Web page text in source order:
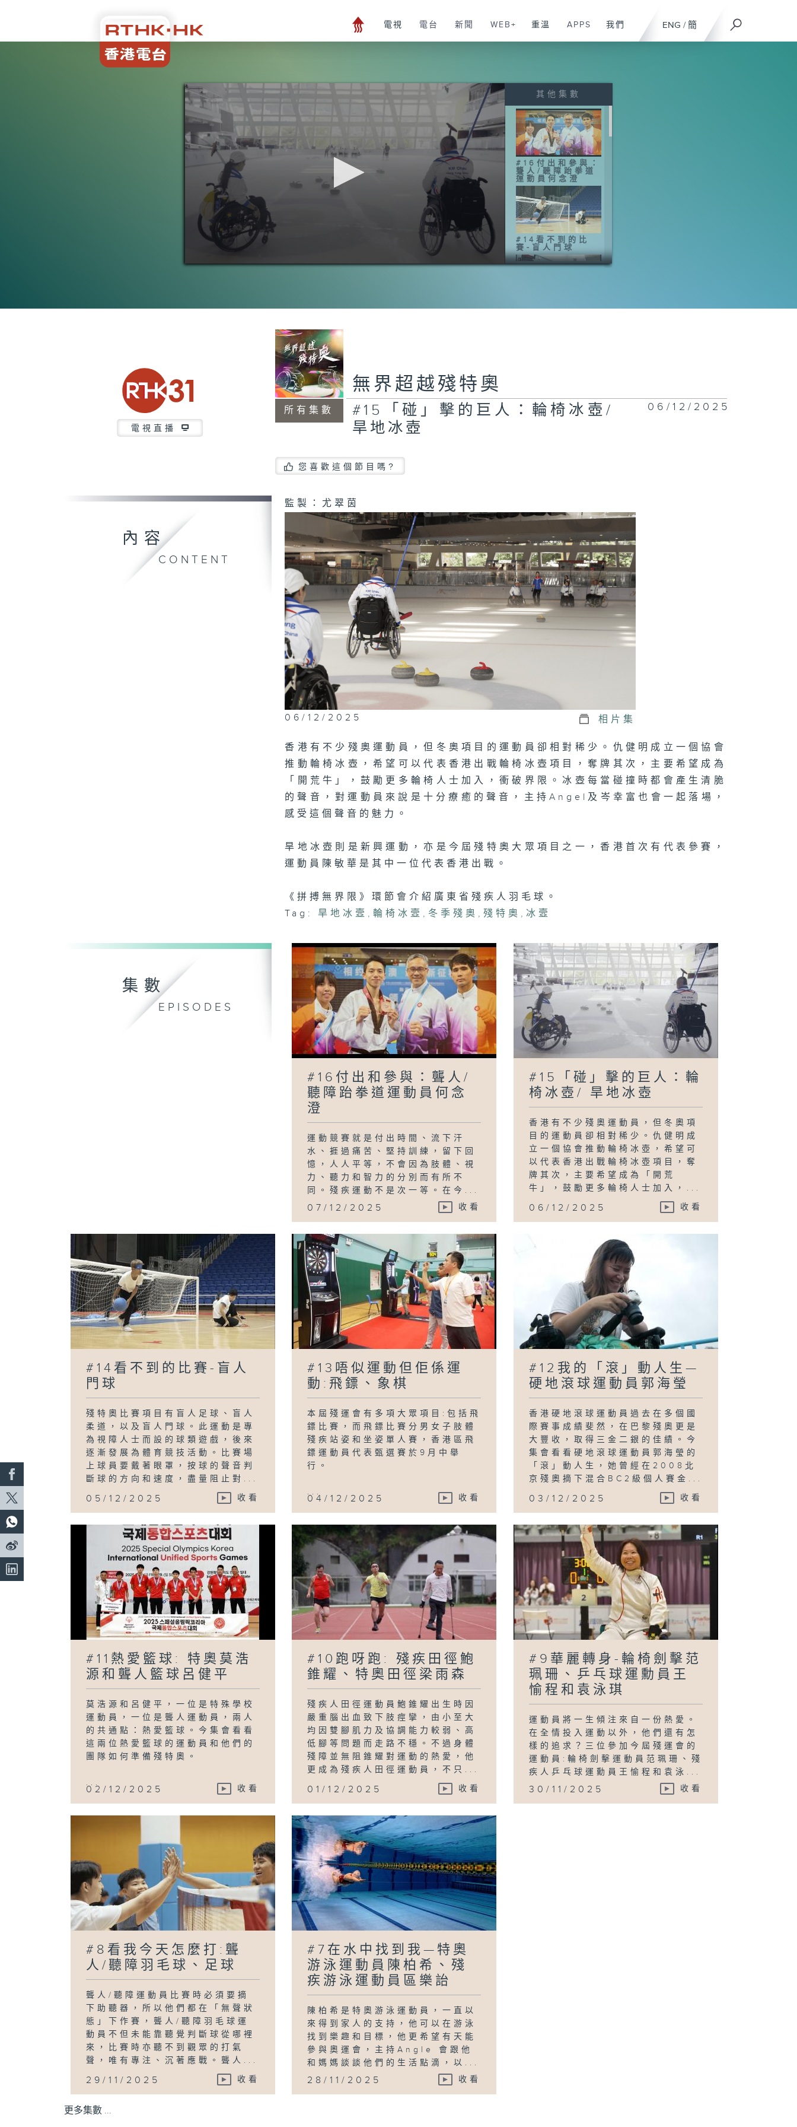
ENG / 簡
電視 電台 新聞 WEB+ 重溫 APPS 我們
0
其他集數
#16付出和參與：
聾人/聽障跆拳道
運動員何念澄
#14看不到的比
賽-盲人門球
#13唔似運動但佢
動員郭海瑩
#10跑呀跑: 殘疾
田徑鮑錐耀、特奧
田徑梁雨森
#9華麗轉身-輪椅
劍擊范珮珊、乒乓
球運勳員王愉程和
#8看我今天怎麼
打:聾人/聽障羽毛
#7在水中找到我
—特奧游泳運動員
陳柏希、殘疾游泳
運動員區樂詒
電視直播
所有集數
無界超越殘特奧
#15「碰」擊的巨人：輪椅冰壺/
旱地冰壺
06/12/2025
您喜歡這個節目嗎?
內容
CONTENT
監製：尤翠茵
06/12/2025 相片集
香港有不少殘奧運動員，但冬奧項目的運動員卻相對稀少。仇健明成立一個協會
推動輪椅冰壺，希望可以代表香港出戰輪椅冰壺項目，奪牌其次，主要希望成為
「開荒牛」，鼓勵更多輪椅人士加入，衝破界限。冰壺每當碰撞時都會產生清脆
的聲音，對運動員來說是十分療癒的聲音，主持Angel及岑幸富也會一起落場，
感受這個聲音的魅力。
旱地冰壺則是新興運動，亦是今屆殘特奧大眾項目之一，香港首次有代表參賽，
運動員陳敏華是其中一位代表香港出戰。
《拼搏無界限》環節會介紹廣東省殘疾人羽毛球。
Tag:
旱地冰壼 ,輪椅冰壼 , 冬季殘奧 ,殘特奧 ,冰壼
集數
EPISODES
#16付出和參與：聾人/
聽障跆拳道運動員何念
澄
運動競賽就是付出時間、流下汗
水、捱過痛苦、堅持訓練，留下回
憶，人人平等，不會因為肢體、視
力、聽力和智力的分別而有所不
同。殘疾運動不是次一等。在今...
07/12/2025 收看
#15「碰」擊的巨人：輪
椅冰壺/ 旱地冰壺
香港有不少殘奧運動員，但冬奧項
目的運動員卻相對稀少。仇健明成
立一個協會推動輪椅冰壺，希望可
以代表香港出戰輪椅冰壺項目，奪
牌其次，主要希望成為「開荒
牛」，鼓勵更多輪椅人士加入，...
06/12/2025 收看
#14看不到的比賽-盲人
門球
殘特奧比賽項目有盲人足球、盲人
柔道，以及盲人門球。此運動是專
為視障人士而設的球類遊戲，後來
逐漸發展為體育競技活動。比賽場
上球員要戴著眼罩，按球的聲音判
斷球的方向和速度，盡量阻止對...
05/12/2025 收看
#13唔似運動但佢係運
動:飛鏢、象棋
本屆殘運會有多項大眾項目:包括飛
鏢比賽，而飛鏢比賽分男女子肢體
殘疾站姿和坐姿單人賽，香港區飛
鏢運動員代表甄選賽於9月中舉
行。
...
04/12/2025 收看
#12我的「滾」動人生—
硬地滾球運動員郭海瑩
香港硬地滾球運動員過去在多個國
際賽事成績斐然，在巴黎殘奧更是
大豐收，取得三金二銀的佳績。今
集會看看硬地滾球運動員郭海瑩的
「滾」動人生，她曾經在2008北
京殘奧摘下混合BC2級個人賽金...
03/12/2025 收看
#11熱愛籃球: 特奧莫浩
源和聾人籃球呂健平
莫浩源和呂健平，一位是特殊學校
運動員，一位是聾人運動員，兩人
的共通點：熱愛籃球。今集會看看
這兩位熱愛籃球的運動員和他們的
團隊如何準備殘特奧。
...
02/12/2025 收看
#10跑呀跑: 殘疾田徑鮑
錐耀、特奧田徑梁雨森
殘疾人田徑運動員鮑錐耀出生時因
嚴重腦出血致下肢痙攣，由小至大
均因雙腳肌力及協調能力較弱、高
低腳等問題而走路不穩。不過身體
殘障並無阻錐耀對運動的熱愛，他
更成為殘疾人田徑運動員，不只...
01/12/2025 收看
#9華麗轉身-輪椅劍擊范
珮珊、乒乓球運勳員王
愉程和袁泳琪
運動員將一生傾注來自一份熱愛。
在全情投入運動以外，他們還有怎
樣的追求？三位參加今屆殘運會的
運動員:輪椅劍擊運動員范珮珊、殘
疾人乒乓球運勳員王愉程和袁泳...
30/11/2025 收看
#8看我今天怎麼打:聾
人/聽障羽毛球、足球
聾人/聽障運動員比賽時必須要摘
下助聽器，所以他們都在「無聲狀
態」下作賽，聾人/聽障羽毛球運
動員不但未能靠聽覺判斷球從哪裡
來，比賽時亦聽不到觀眾的打氣
聲，唯有專注、沉著應戰。聾人...
29/11/2025 收看
#7在水中找到我—特奧
游泳運動員陳柏希、殘
疾游泳運動員區樂詒
陳柏希是特奧游泳運動員，一直以
來得到家人的支持，他可以在游泳
找到樂趣和目標，他更希望有天能
參與奧運會，主持Angle 會跟他
和媽媽談談他們的生活點滴，以...
28/11/2025 收看
更多集數 ...